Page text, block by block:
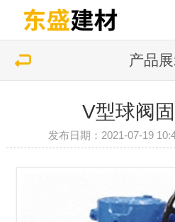
产品
V型球阀
发布日期：2021-07-19